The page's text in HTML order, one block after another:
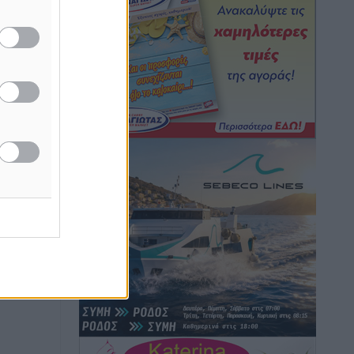
Τοπικές Ειδήσεις• πριν 6 ώρες
Iατρικός Σύλλογος Ροδου προς Α.
Γεωργιάδη: Στρατηγικές Προτάσεις για
την Ενίσχυση της Δημόσιας Υγείας στη
Νησιωτική Ελλάδα και στα
Νοσοκομεία της Γ΄ Ζώνης
Πάνθηρες: Ξεκίνησαν αισιόδοξοι για
την παρθενική “πτήση” τους
Αθλητικά πριν 6 ώρες
Άρης Αρχαγγέλου: Στο πλευρό του
άτυχου Ιάκωβου Θωμά
Αθλητικά • πριν 6 ώρες